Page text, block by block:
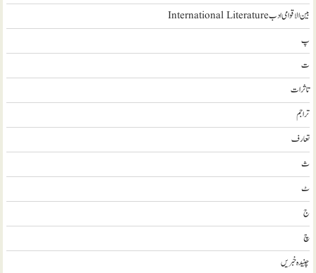
بین الاقوامی ادب International Literature
پ
ت
تاثرات
تراجم
تعارف
ث
ٹ
ج
چ
چنیدہ خبریں